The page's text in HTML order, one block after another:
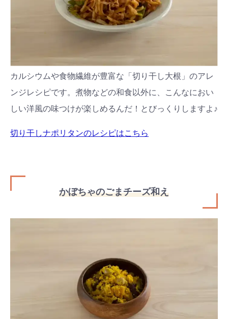
カルシウムや食物繊維が豊富な「切り干し大根」のアレ
ンジレシピです。煮物などの和食以外に、こんなにおい
しい洋風の味つけが楽しめるんだ！とびっくりしますよ♪
切り干しナポリタンのレシピはこちら
かぼちゃのごまチーズ和え